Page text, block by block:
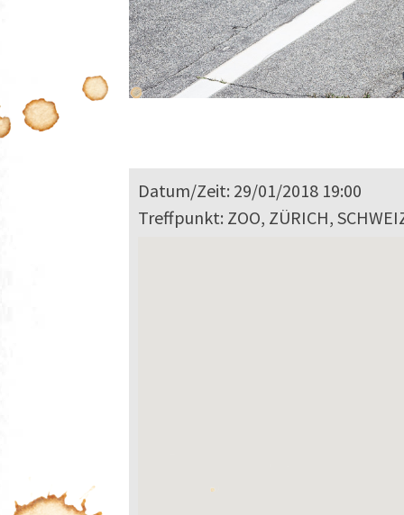
Datum/Zeit: 29/01/2018 19:00
Treffpunkt: ZOO, ZÜRICH,